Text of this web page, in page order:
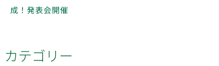
成！発表会開催
カテゴリー